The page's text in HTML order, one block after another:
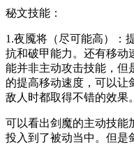
秘文技能：
1.夜魇将（尽可能高）：
抗和破甲能力。还有移动
能并非主动攻击技能，但
的提高移动速度，可以让
敌人时都取得不错的效果。
可以看出剑魔的主动技能
投入到了被动当中。但是